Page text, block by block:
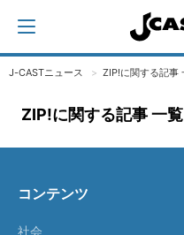
J-CASTニュース ZIP!に関する記事
ZIP!に関する記事 一覧
コンテンツ
社会